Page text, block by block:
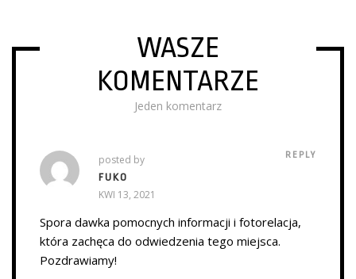
WASZE
KOMENTARZE
Jeden komentarz
posted by
FUKO
KWI 13, 2021
REPLY
Spora dawka pomocnych informacji i fotorelacja,
która zachęca do odwiedzenia tego miejsca.
Pozdrawiamy!